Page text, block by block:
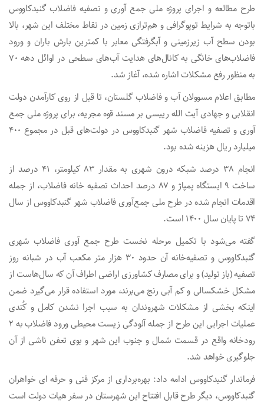
طرح مطالعه و اجرای پروژه ملی جمع آوری و تصفیه فاضلاب گنبدکاووس
باتوجه به شرایط توپوگرافی و هم‌ترازی زمین در نقاط مختلف این شهر، بالا
بودن سطح آب‌ زیرزمینی و آبگرفتگی معابر با کمترین بارش باران و ورود
فاضلاب‌های خانگی به کانال‌های هدایت آب‌های سطحی در اوائل دهه ۷۰
به منظور رفع مشکلات اشاره شده، آغاز شد.
مطابق اعلام مسوولان آب و فاضلاب گلستان، تا قبل از روی کارآمدن دولت
انقلابی و جهادی آیت الله رییسی بر مسند قوه مجریه، برای پروژه ملی جمع
آوری و تصفیه فاضلاب شهر گنبدکاووس در دولت‌های قبل در مجموع ۴۰۰
میلیارد ریال هزینه شده بود.
انجام ۳۸ درصد شبکه درون شهری به مقدار ۸۳ کیلومتر، ۴۱ درصد از
ساخت ۹ ایستگاه پمپاژ و ۸۷ درصد احداث تصفیه خانه فاضلاب، از جمله
اقدمات انجام شده در طرح ملی جمع‌آوری فاضلاب شهر گنبدکاووس از سال
۷۴ تا پایان سال ۱۴۰۰ است.
گفته می‌شود با تکمیل مرحله نخست طرح جمع آوری فاضلاب شهری
گنبدکاووس و تصفیه‌خانه آن حدود ۳۰ هزار متر مکعب آب در شبانه روز
تصفیه (باز تولید) و برای مصارف کشاورزی اراضی اطراف آن که سال‌هاست از
مشکل خشکسالی و کم آبی رنج می‌برند، مورد استفاده قرار می‌گیرد ضمن
اینکه بخشی از مشکلات شهروندان به سبب اجرا نشدن کامل و کُندی
عملیات اجرایی این طرح از جمله آلودگی‌ زیست محیطی ورود فاضلاب به ۲
رودخانه واقع در قسمت شمال و جنوب این شهر و بوی تعفن ناشی از آن
جلوگیری خواهد شد.
فرماندار گنبدکاووس ادامه داد: بهره‌برداری از مرکز فنی و حرفه ای خواهران
گنبدکاووس، دیگر طرح قابل افتتاح این شهرستان در سفر هیات دولت است